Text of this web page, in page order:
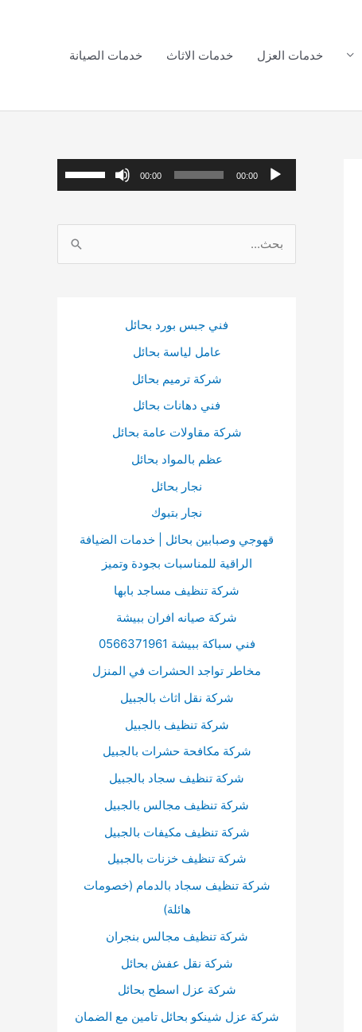
خدمات العزل خدمات الاثاث خدمات الصيانة
ش
ا
00:00
00:00
ا
س
د
فني جبس بورد بحائل
عامل لياسة بحائل
شركة ترميم بحائل
فني دهانات بحائل
شركة مقاولات عامة بحائل
عظم بالمواد بحائل
نجار بحائل
نجار بتبوك
قهوجي وصبابين بحائل | خدمات الضيافة
الراقية للمناسبات بجودة وتميز
شركة تنظيف مساجد بابها
شركة صيانه افران ببيشة
فني سباكة ببيشة 0566371961
مخاطر تواجد الحشرات في المنزل
شركة نقل اثاث بالجبيل
شركة تنظيف بالجبيل
شركة مكافحة حشرات بالجبيل
شركة تنظيف سجاد بالجبيل
شركة تنظيف مجالس بالجبيل
شركة تنظيف مكيفات بالجبيل
شركة تنظيف خزنات بالجبيل
شركة تنظيف سجاد بالدمام (خصومات
هائلة)
شركة تنظيف مجالس بنجران
شركة نقل عفش بحائل
شركة عزل اسطح بحائل
شركة عزل شينكو بحائل تامين مع الضمان